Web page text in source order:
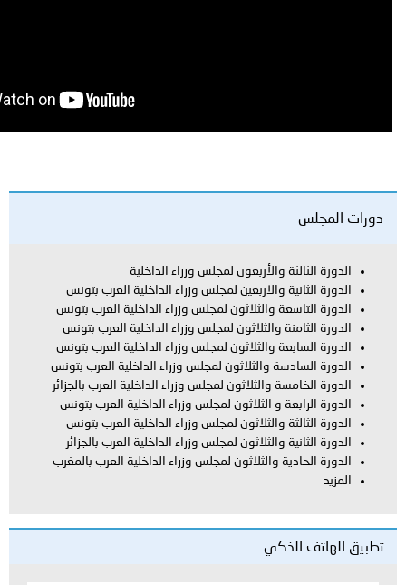
والأربعون لمجلس وزراء الداخلية
والاربعين لمجلس وزراء الداخلية العرب بتونس
والثلاثون لمجلس وزراء الداخلية العرب بتونس
والثلاثون لمجلس وزراء الداخلية العرب بتونس
والثلاثون لمجلس وزراء الداخلية العرب بتونس
والثلاثون لمجلس وزراء الداخلية العرب بتونس
والثلاثون لمجلس وزراء الداخلية العرب بالجزائر
و الثلاثون لمجلس وزراء الداخلية العرب بتونس
والثلاثون لمجلس وزراء الداخلية العرب بتونس
والثلاثون لمجلس وزراء الداخلية العرب بالجزائر
والثلاثون لمجلس وزراء الداخلية العرب بالمغرب